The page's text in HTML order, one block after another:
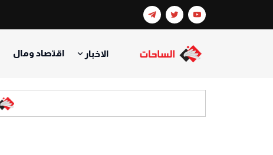
الاخبار اقتصاد ومال